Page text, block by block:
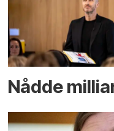
Nådde